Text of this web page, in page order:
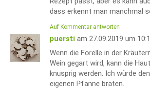
dass erkennt man manchmal
Auf Kommentar antworten
puersti am 27.09.2019 um
Wenn die Forelle in der
Wein gegart wird, kann die
knusprig werden. Ich würde
eigenen Pfanne braten.